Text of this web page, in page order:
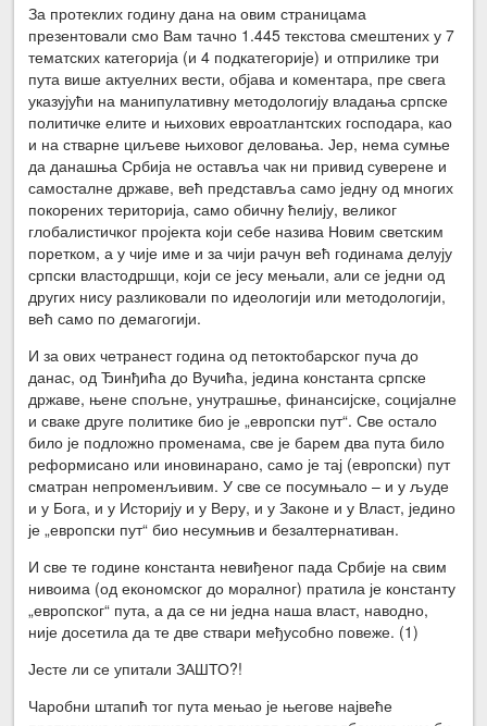
За протеклих годину дана на овим страницама
презентовали смо Вам тачно 1.445 текстова смештених у 7
тематских категорија (и 4 подкатегорије) и отприлике три
пута више актуелних вести, објава и коментара, пре свега
указујући на манипулативну методологију владања српске
политичке елите и њихових евроатлантских господара, као
и на стварне циљеве њиховог деловања. Јер, нема сумње
да данашња Србија не оставља чак ни привид суверене и
самосталне државе, већ представља само једну од многих
покорених територија, само обичну ћелију, великог
глобалистичког пројекта који себе назива Новим светским
поретком, а у чије име и за чији рачун већ годинама делују
српски властодршци, који се јесу мењали, али се једни од
других нису разликовали по идеологији или методологији,
већ само по демагогији.
И за ових четранест година од петоктобарског пуча до
данас, од Ђинђића до Вучића, једина константа српске
државе, њене спољне, унутрашње, финансијске, социјалне
и сваке друге политике био је „европски пут“. Све остало
било је подложно променама, све је барем два пута било
реформисано или иновинарано, само је тај (европски) пут
сматран непроменљивим. У све се посумњало – и у људе
и у Бога, и у Историју и у Веру, и у Законе и у Власт, једино
је „европски пут“ био несумњив и безалтернативан.
И све те године константа невиђеног пада Србије на свим
нивоима (од економског до моралног) пратила је константу
„европског“ пута, а да се ни једна наша власт, наводно,
није досетила да те две ствари међусобно повеже. (1)
Јесте ли се упитали ЗАШТО?!
Чаробни штапић тог пута мењао је његове највеће